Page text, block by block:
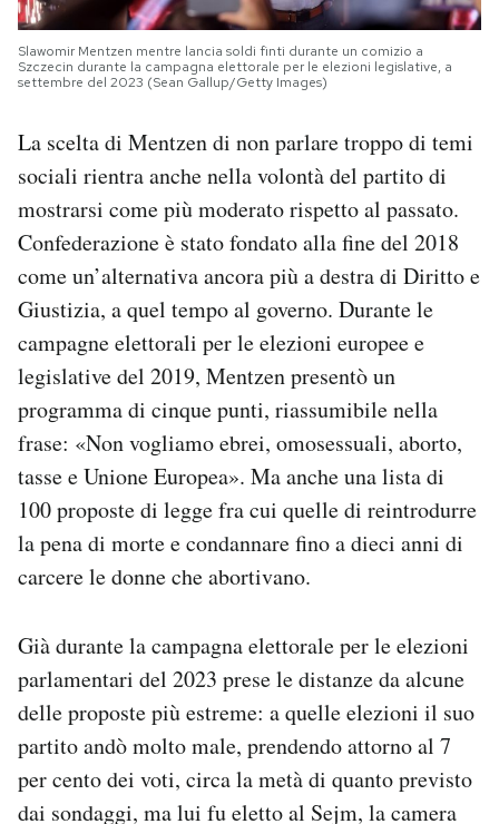
Slawomir Mentzen mentre lancia soldi finti durante un comizio a
Szczecin durante la campagna elettorale per le elezioni legislative, a
settembre del 2023 (Sean Gallup/Getty Images)
La scelta di Mentzen di non parlare troppo di temi
sociali rientra anche nella volontà del partito di
mostrarsi come più moderato rispetto al passato.
Confederazione è stato fondato alla fine del 2018
come un’alternativa ancora più a destra di Diritto e
Giustizia, a quel tempo al governo. Durante le
campagne elettorali per le elezioni europee e
legislative del 2019, Mentzen presentò un
programma di cinque punti, riassumibile nella
frase: «Non vogliamo ebrei, omosessuali, aborto,
tasse e Unione Europea». Ma anche una lista di
100 proposte di legge fra cui quelle di reintrodurre
la pena di morte e condannare fino a dieci anni di
carcere le donne che abortivano.
Già durante la campagna elettorale per le elezioni
parlamentari del 2023 prese le distanze da alcune
delle proposte più estreme: a quelle elezioni il suo
partito andò molto male, prendendo attorno al 7
per cento dei voti, circa la metà di quanto previsto
dai sondaggi, ma lui fu eletto al Sejm, la camera